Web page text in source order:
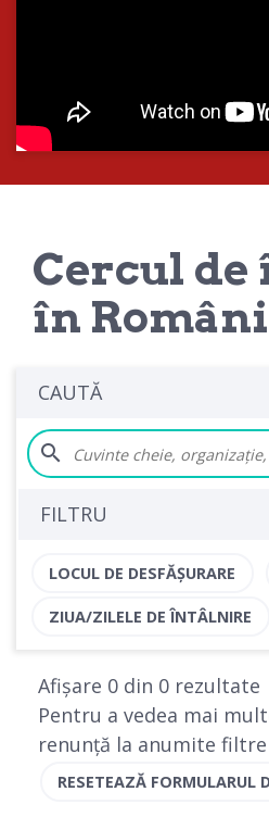
Cercul de
în
CAUTĂ
search
FILTRU
LOCUL DE DESFĂȘURARE
ZIUA/ZILELE DE ÎNTÂLNIRE
Afișare 0 din 0 rezultate
Pentru a vedea mai
renunță la anumite filtre
RESETEAZĂ FORMULARUL